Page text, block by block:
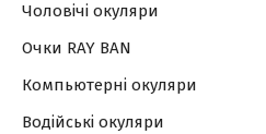
Чоловічі окуляри
Очки RAY BAN
Компьютерні окуляри
Водійські окуляри